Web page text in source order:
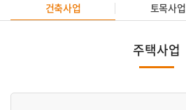
건축사업 토목사업
주택사업